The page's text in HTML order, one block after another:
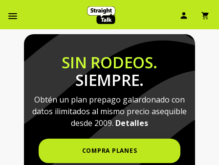
To
Main
Content
Menú de barra de navegación
Ícono
SIN RODEOS.
SIEMPRE.
Obtén un plan prepago galardonado con
datos ilimitados al mismo precio asequible
desde 2009. Detalles
COMPRA PLANES